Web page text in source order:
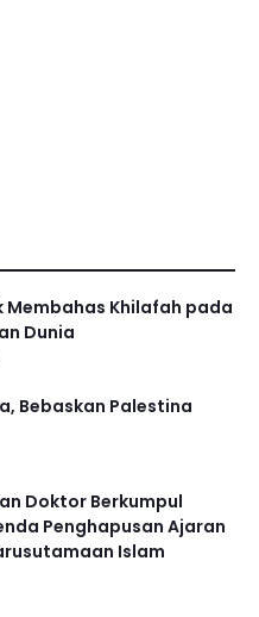
Membahas Khilafah pada
Dunia
Bebaskan Palestina
Doktor Berkumpul
Penghapusan Ajaran
Islam